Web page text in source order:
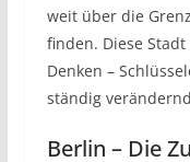
weit über die
finden. Diese
Denken –
ständig
Berlin – Die